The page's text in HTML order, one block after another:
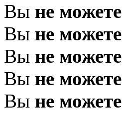
Вы не можете
Вы не можете
Вы не можете
Вы не можете
Вы не можете